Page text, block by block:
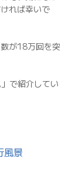
れば幸いで
が18万回を突
で紹介してい
風景